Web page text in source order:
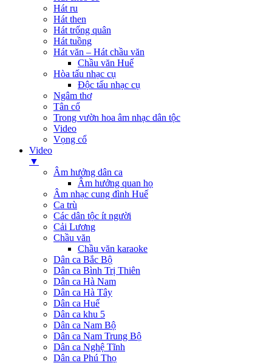
Hát ru
Hát then
Hát trống quân
Hát tuồng
Hát văn – Hát chầu văn
Chầu văn Huế
Hòa tấu nhạc cụ
Độc tấu nhạc cụ
Ngâm thơ
Tân cổ
Trong vườn hoa âm nhạc dân tộc
Video
Vọng cổ
Video
▼
Âm hưởng dân ca
Âm hưởng quan họ
Âm nhạc cung đình Huế
Ca trù
Các dân tộc ít người
Cải Lương
Chầu văn
Chầu văn karaoke
Dân ca Bắc Bộ
Dân ca Bình Trị Thiên
Dân ca Hà Nam
Dân ca Hà Tây
Dân ca Huế
Dân ca khu 5
Dân ca Nam Bộ
Dân ca Nam Trung Bộ
Dân ca Nghệ Tĩnh
Dân ca Phú Thọ